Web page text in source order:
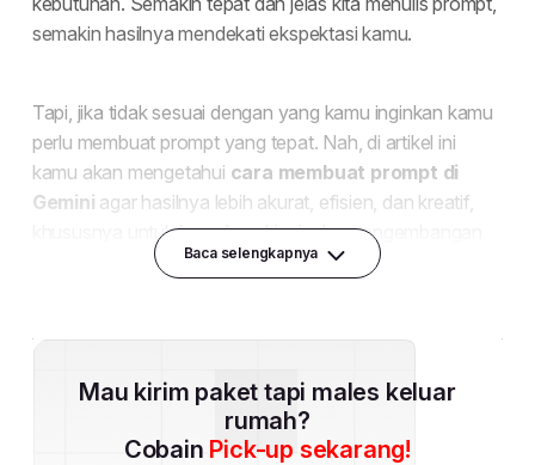
Baca selengkapnya
Mau kirim paket tapi males keluar
rumah?
Cobain Pick-up sekarang!